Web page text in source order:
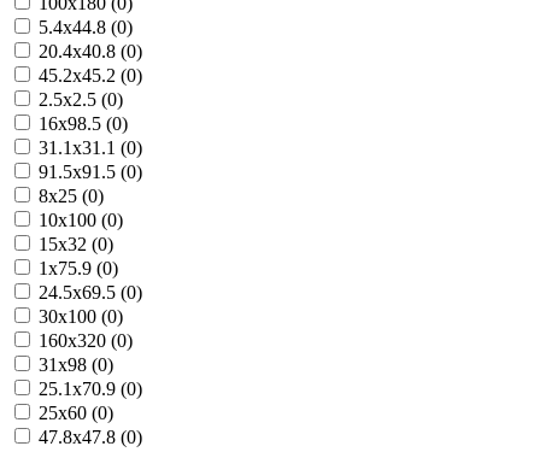
5.4x44.8 (0)
20.4x40.8 (0)
45.2x45.2 (0)
2.5x2.5 (0)
16x98.5 (0)
31.1x31.1 (0)
91.5x91.5 (0)
8x25 (0)
10x100 (0)
15x32 (0)
1x75.9 (0)
24.5x69.5 (0)
30x100 (0)
160x320 (0)
31x98 (0)
25.1x70.9 (0)
25x60 (0)
47.8x47.8 (0)